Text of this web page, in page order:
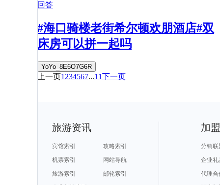
回答
#海口骑楼老街希尔顿欢朋酒店#双
床房可以拼一起吗
YoYo_8E6O7G6R
上一页1 234567...11下一页
旅游资讯
宾馆索引
攻略索引
机票索引
网站导航
旅游索引
邮轮索引
加
分销联
企业礼
代理合